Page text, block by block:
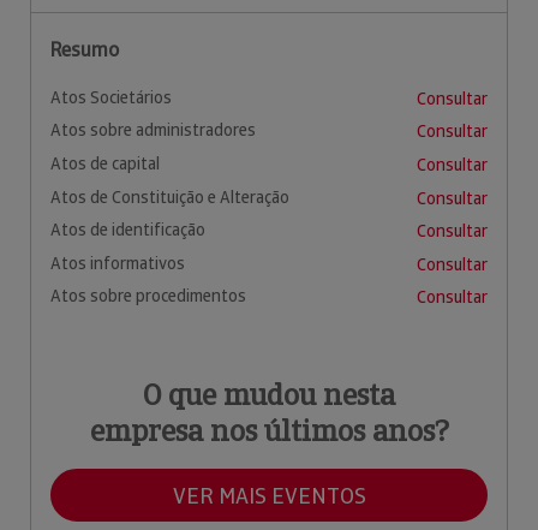
Resumo
Atos Societários
Consultar
Atos sobre administradores
Consultar
Atos de capital
Consultar
Atos de Constituição e Alteração
Consultar
Atos de identificação
Consultar
Atos informativos
Consultar
Atos sobre procedimentos
Consultar
O que mudou nesta
empresa nos últimos anos?
VER MAIS EVENTOS